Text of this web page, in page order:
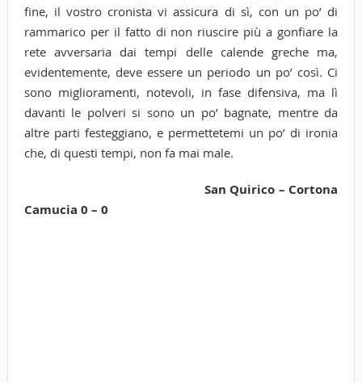
fine, il vostro cronista vi assicura di sì, con un po’ di
rammarico per il fatto di non riuscire più a gonfiare la
rete avversaria dai tempi delle calende greche ma,
evidentemente, deve essere un periodo un po’ così. Ci
sono miglioramenti, notevoli, in fase difensiva, ma lì
davanti le polveri si sono un po’ bagnate, mentre da
altre parti festeggiano, e permettetemi un po’ di ironia
che, di questi tempi, non fa mai male.
San Quirico – Cortona
Camucia 0 – 0